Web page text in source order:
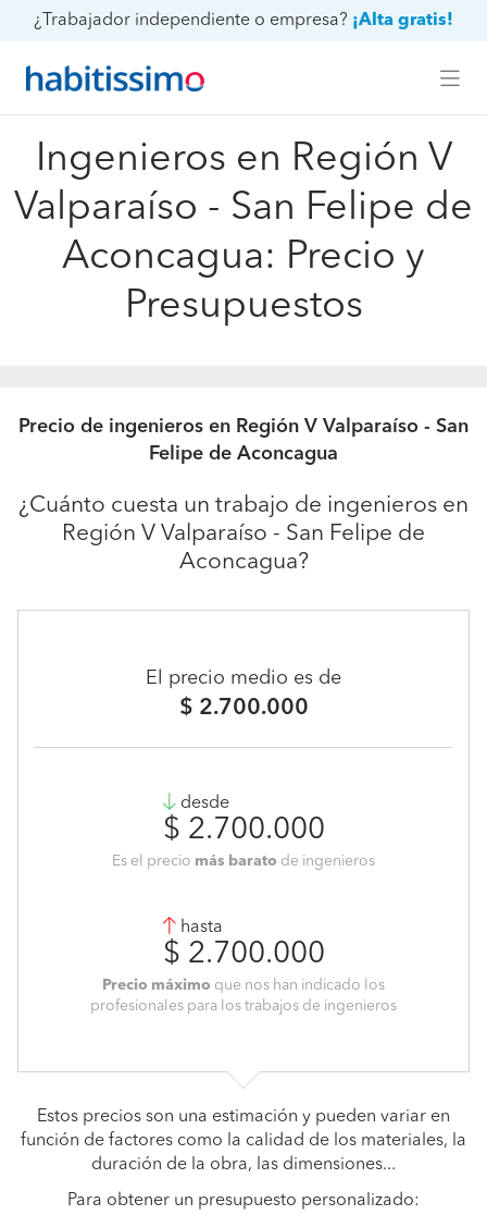
¿Trabajador independiente o empresa? ¡Alta gratis!
Ingenieros en Región V
Valparaíso - San Felipe de
Aconcagua: Precio y
Presupuestos
Precio de ingenieros en Región V Valparaíso - San
Felipe de Aconcagua
¿Cuánto cuesta un trabajo de ingenieros en
Región V Valparaíso - San Felipe de
Aconcagua?
El precio medio es de
$ 2.700.000
desde
$ 2.700.000
Es el precio más barato de ingenieros
hasta
$ 2.700.000
Precio máximo que nos han indicado los
profesionales para los trabajos de ingenieros
Estos precios son una estimación y pueden variar en
función de factores como la calidad de los materiales, la
duración de la obra, las dimensiones...
Para obtener un presupuesto personalizado: